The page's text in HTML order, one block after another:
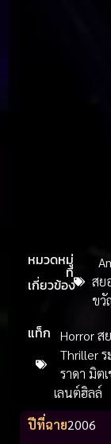
หมวดหมู่
ที่
เกี่ยวข้อง
สย
ขวั
แท็ก Horror ส
Thriller
ราดา มิต
เลนต์ฮิลล์
ปีที่ฉาย2006